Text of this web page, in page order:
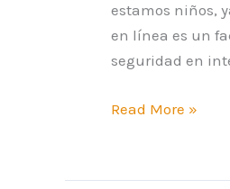
estamos niños,
en línea es un
seguridad en
Read More »